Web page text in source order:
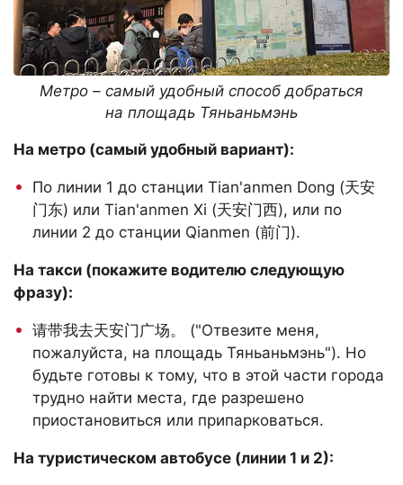
Метро – самый удобный способ добраться
на площадь Тяньаньмэнь
На метро (самый удобный вариант):
По линии 1 до станции Tian'anmen Dong (天安
门东) или Tian'anmen Xi (天安门西), или по
линии 2 до станции Qianmen (前门).
На такси (покажите водителю следующую
фразу):
请带我去天安门广场。 ("Отвезите меня,
пожалуйста, на площадь Тяньаньмэнь"). Но
будьте готовы к тому, что в этой части города
трудно найти места, где разрешено
приостановиться или припарковаться.
На туристическом автобусе (линии 1 и 2):